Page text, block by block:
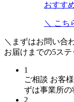
おすす
＼ こち
＼まずはお問い合
お届けまでの5ス
1
ご相談 お客
ずは事業所
2